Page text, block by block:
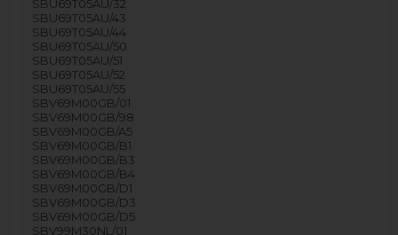
SBU69T05AU/32
SBU69T05AU/43
SBU69T05AU/44
SBU69T05AU/50
SBU69T05AU/51
SBU69T05AU/52
SBU69T05AU/55
SBV69M00GB/01
SBV69M00GB/98
SBV69M00GB/A5
SBV69M00GB/B1
SBV69M00GB/B3
SBV69M00GB/B4
SBV69M00GB/D1
SBV69M00GB/D3
SBV69M00GB/D5
SBV99M30NL/01